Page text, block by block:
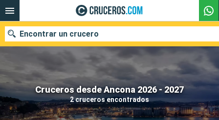
Cruceros desde Ancona 2026 - 2027
2 cruceros encontrados
Encontrar un crucero
Nuestros destinos
Fecha de salida